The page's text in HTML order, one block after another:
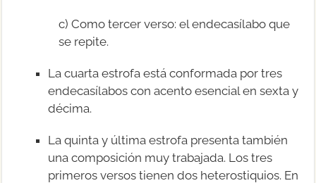
c) Como tercer verso: el endecasílabo que
se repite.
La cuarta estrofa está conformada por tres
endecasílabos con acento esencial en sexta y
décima.
La quinta y última estrofa presenta también
una composición muy trabajada. Los tres
primeros versos tienen dos heterostiquios. En